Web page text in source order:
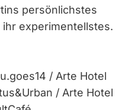
persönlichstes
experimentellstes.
/ Arte Hotel
/ Arte Hotel